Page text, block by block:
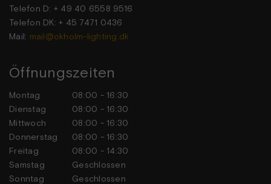
Telefon D: + 49 40 6558 9516
Telefon DK: + 45 7471 0436
Mail: mail@okholm-lighting.dk
Öffnungszeiten
Montag
08:00 - 16:30
Dienstag
08:00 - 16:30
Mittwoch
08:00 - 16:30
Donnerstag
08:00 - 16:30
Freitag
08:00 - 14:30
Samstag
Geschlossen
Sonntag
Geschlossen